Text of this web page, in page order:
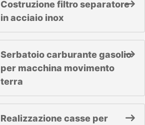
Costruzione filtro separatore
in acciaio inox
Serbatoio carburante gasolio
per macchina movimento
terra
Realizzazione casse per